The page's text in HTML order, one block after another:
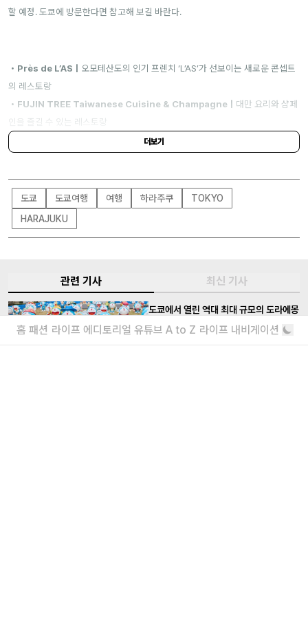
할 예정. 도쿄에 방문한다면 참고해 보길 바란다.
・Près de L’ASㅣ 오모테산도의 인기 프렌치 ‘L’AS’가 선보이는 새로운 콘셉트
의 레스토랑
・FUJIN TREE Taiwanese Cuisine & Champagneㅣ 대만 요리와 샴페
인을 즐길 수 있는 레스토랑
・덴푸라 히사고ㅣ
100년 넘는 역사를 자랑하는 덴푸라 전문점
・The Hallㅣ팝업 스페이스
・The Tunnelㅣ음악과 음식의 복합공간
더보기
도쿄 도쿄여행 여행 하라주쿠
TOKYO
HARAJUKU
관련 기사 최신 기사
도쿄에서 열린 역대 최대 규모의 도라에몽
전시
홈 패션 라이프 에디토리얼 유튜브 A to Z 라이프 내비게이션